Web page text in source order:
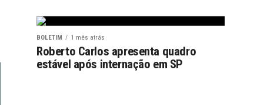
BOLETIM 1 mês atrás
Roberto Carlos apresenta quadro
estável após internação em SP